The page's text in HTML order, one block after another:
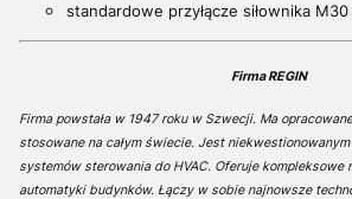
standardowe przyłącze siłownika M30
Firma REGIN
Firma powstała w 1947 roku w Szwecji. Ma
stosowane na całym świecie. Jest
systemów sterowania do HVAC. Oferuje kompleksowe
automatyki budynków. Łączy w sobie najnowsze